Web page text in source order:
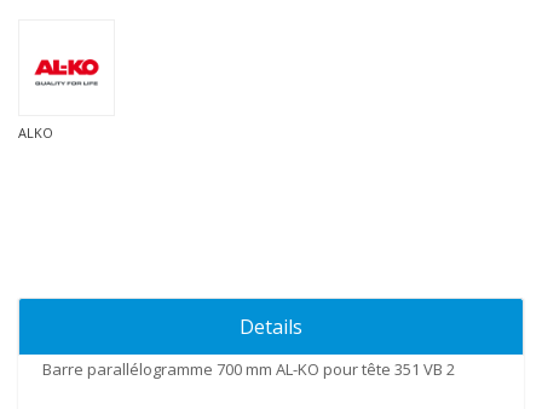
ALKO
Details
Barre parallélogramme 700 mm AL-KO pour tête 351 VB 2